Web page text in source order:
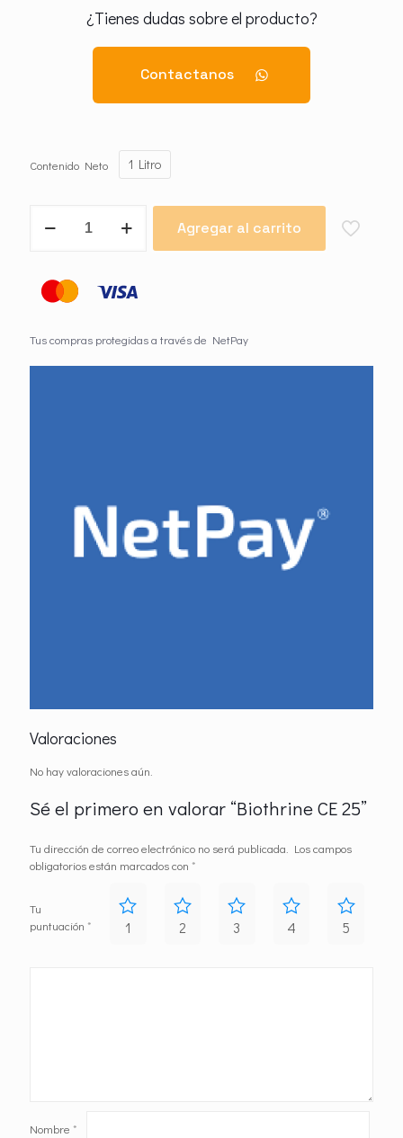
¿Tienes dudas sobre el producto?
Contactanos
Contenido Neto 1 Litro
Agregar al carrito
Tus compras protegidas a través de NetPay
Valoraciones
No hay valoraciones aún.
Sé el primero en valorar “Biothrine CE 25”
Tu dirección de correo electrónico no será publicada.
Los campos
obligatorios están marcados con *
Tu
puntuación * 1 2 3 4 5
Nombre *